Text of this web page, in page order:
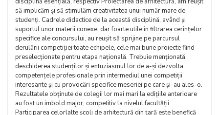
să implicăm și să stimulăm creativitatea unui număr mare de
studenți. Cadrele didactice de la această disciplină, având și
suportul unor materii conexe, dar foarte utile în filtrarea cerințelor
specifice ale concursului, au reușit să sprijine pe parcursul
derulării competiției toate echipele, cele mai bune proiecte fiind
preselecționate pentru etapa națională. Trebuie menționată
deschiderea studenților și entuziasmul lor de a-și dezvolta
competențele profesionale prin intermediul unei competiții
interesante și cu provocări specifice meseriei pe care și-au ales-o.
Rezultatele obținute de colegii lor mai mari la edițiile anterioare
au fost un imbold major, competitiv la nivelul facultății.
Participarea celorlalte școli de arhitectură din țară este benefică